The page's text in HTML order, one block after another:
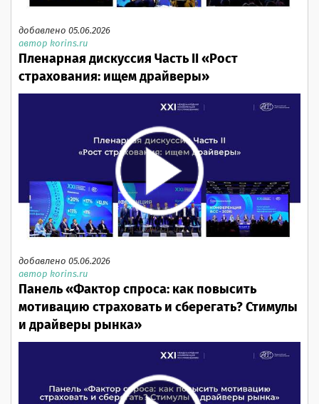
добавлено 05.06.2026
автор korins.ru
Пленарная дискуссия Часть II «Рост
страхования: ищем драйверы»
добавлено 05.06.2026
автор korins.ru
Панель «Фактор спроса: как повысить
мотивацию страховать и сберегать? Стимулы
и драйверы рынка»